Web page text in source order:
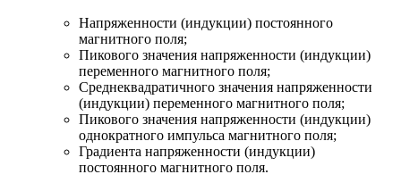
Напряженности (индукции) постоянного
магнитного поля;
Пикового значения напряженности (индукции)
переменного магнитного поля;
Среднеквадратичного значения напряженности
(индукции) переменного магнитного поля;
Пикового значения напряженности (индукции)
однократного импульса магнитного поля;
Градиента напряженности (индукции)
постоянного магнитного поля.